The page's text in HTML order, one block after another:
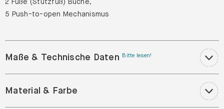
5 Push-to-open Mechanismus
Maße & Technische Daten Bitte lesen!
Material & Farbe